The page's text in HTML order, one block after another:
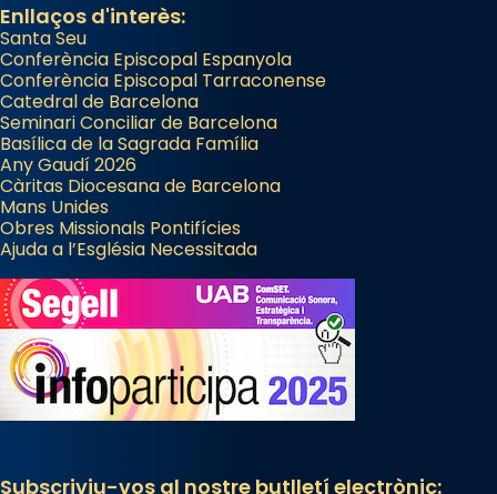
Enllaços d'interès:
Santa Seu
Conferència Episcopal Espanyola
Conferència Episcopal Tarraconense
Catedral de Barcelona
Seminari Conciliar de Barcelona
Basílica de la Sagrada Família
Any Gaudí 2026
Càritas Diocesana de Barcelona
Mans Unides
Obres Missionals Pontifícies
Ajuda a l’Església Necessitada
Subscriviu-vos al nostre butlletí electrònic: